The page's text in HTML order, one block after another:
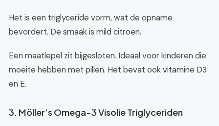
Het is een triglyceride vorm, wat de opname
bevordert. De smaak is mild citroen.
Een maatlepel zit bijgesloten. Ideaal voor kinderen die
moeite hebben met pillen. Het bevat ook vitamine D3
en E.
3. Möller’s Omega-3 Visolie Triglyceriden